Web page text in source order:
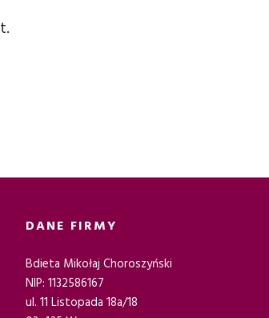
DANE FIRMY
Bdieta Mikołaj Choroszyński
NIP: 1132586167
ul. 11 Listopada 18a/18